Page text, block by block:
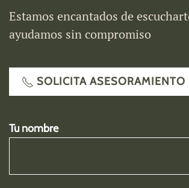
Estamos encantados de
ayudamos sin compromiso
SOLICITA ASESORAMIENTO
Tu nombre